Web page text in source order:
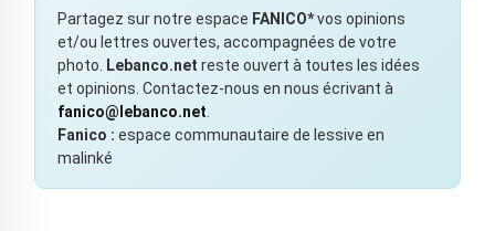
Partagez sur notre espace FANICO*vos opinions
et/ou lettres ouvertes, accompagnées de votre
photo.
Lebanco.net reste ouvert à toutes les idées
et opinions. Contactez-nous en nous écrivant à
fanico@lebanco.net
Fanico : espace communautaire de lessive en
malinké